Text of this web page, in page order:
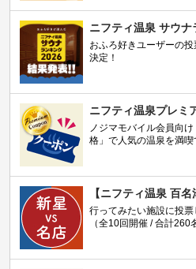
ニフティ温泉 サウ
おふろ好きユーザーの
決定！
ニフティ温泉プレミ
ノジマモバイル会員向
格」で人気の温泉を満喫
【ニフティ温泉 百名
行ってみたい施設に投票
（全10回開催 / 合計260